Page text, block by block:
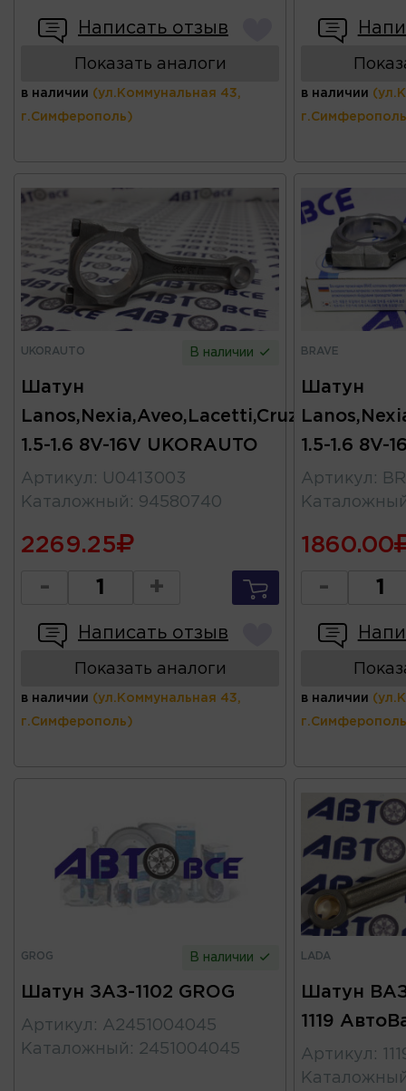
Написать отзыв
Показать аналоги
в наличии (ул.Коммунальная 43,
г.Симферополь)
в наличии
UKORAUTO В наличии
Шатун
Lanos,Nexia,Aveo,Lacetti,Cruze
1.5-1.6 8V-16V UKORAUTO
Артикул : U0413003
Каталожный : 94580740
2269.25
- +
Написать отзыв
Показать аналоги
в наличии (ул.Коммунальная 43,
г.Симферополь)
BRAVE
Шатун
1.5-1.6 8V-
Артикул :
1860.00
-
в наличии
GROG В наличии
Шатун ЗАЗ-1102 GROG
Артикул : A2451004045
Каталожный : 2451004045
LADA
Шатун ВАЗ-
1119
Артикул :